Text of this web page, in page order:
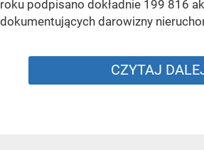
roku podpisano dokładnie 199 816
dokumentujących darowizny
CZYTAJ